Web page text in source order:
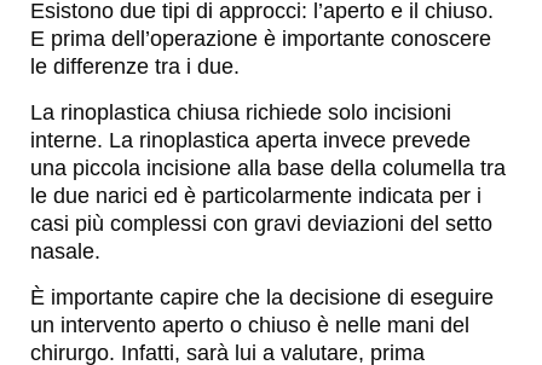
Esistono due tipi di approcci: l’aperto e il chiuso.
E prima dell’operazione è importante conoscere
le differenze tra i due.
La rinoplastica chiusa richiede solo incisioni
interne. La rinoplastica aperta invece prevede
una piccola incisione alla base della columella tra
le due narici ed è particolarmente indicata per i
casi più complessi con gravi deviazioni del setto
nasale.
È importante capire che la decisione di eseguire
un intervento aperto o chiuso è nelle mani del
chirurgo. Infatti, sarà lui a valutare, prima